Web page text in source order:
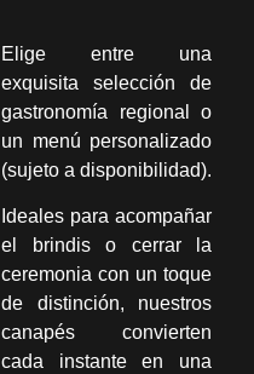
Elige entre una
exquisita selección de
gastronomía regional o
un menú personalizado
(sujeto a disponibilidad).
Ideales para acompañar
el brindis o cerrar la
ceremonia con un toque
de distinción, nuestros
canapés convierten
cada instante en una